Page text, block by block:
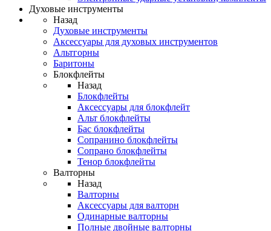
Духовые инструменты
Назад
Духовые инструменты
Аксессуары для духовых инструментов
Альтгорны
Баритоны
Блокфлейты
Назад
Блокфлейты
Аксессуары для блокфлейт
Альт блокфлейты
Бас блокфлейты
Сопранино блокфлейты
Сопрано блокфлейты
Тенор блокфлейты
Валторны
Назад
Валторны
Аксессуары для валторн
Одинарные валторны
Полные двойные валторны